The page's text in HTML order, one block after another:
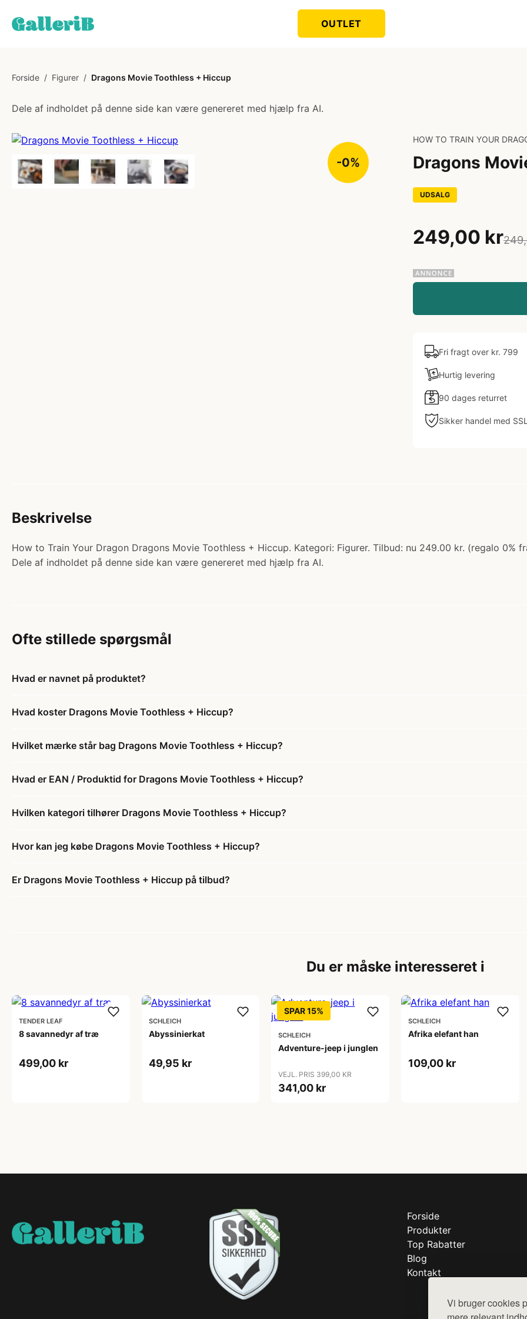
Vi bruger cookies
OUTLET
Forside / Figurer / Dragons Movie Toothless + Hiccup
Dele af indholdet på denne side kan være genereret med hjælp fra AI.
-0%
HOW TO TRAIN YOUR
Dragons
UDSALG
249,00 kr
Fri fragt over kr. 799
Hurtig levering
90 dages returret
Sikker handel med SSL
Beskrivelse
How to Train Your Dragon Dragons Movie Toothless + Hiccup. Kategori: Figurer. Tilbud: nu 249.00 kr. (regalo 0%
Dele af indholdet på denne side kan være genereret med hjælp fra AI.
Ofte stillede spørgsmål
Hvad er navnet på produktet?
Hvad koster Dragons Movie Toothless + Hiccup?
Hvilket mærke står bag Dragons Movie Toothless + Hiccup?
Hvad er EAN / Produktid for Dragons Movie Toothless + Hiccup?
Hvilken kategori tilhører Dragons Movie Toothless + Hiccup?
Hvor kan jeg købe Dragons Movie Toothless + Hiccup?
Er Dragons Movie Toothless + Hiccup på tilbud?
Du er måske interesseret i
TENDER LEAF
8 savannedyr af træ
499,00 kr
SCHLEICH
Abyssinierkat
49,95 kr
SPAR 15%
SCHLEICH
Adventure-jeep i junglen
VEJL. PRIS 399,00 KR
341,00 kr
SCHLEICH
Afrika elefant han
109,00 kr
Forside
Produkter
Top Rabatter
Blog
Kontakt